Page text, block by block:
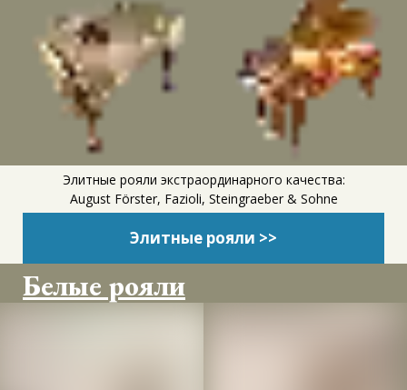
Элитные рояли экстраординарного качества:
August Förster, Fazioli, Steingraeber & Sohne
Элитные рояли >>
Белые рояли